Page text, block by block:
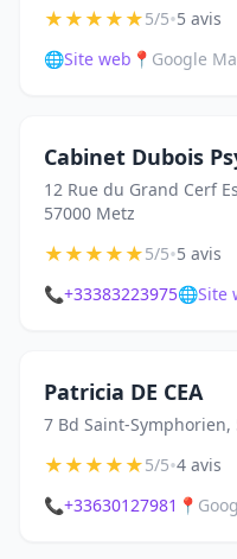
★★★★★5/5•5 avis
🌐Site web 📍 Google
Cabinet Dubois
12 Rue du Grand Cerf
57000 Metz
★★★★★5/5•5 avis
📞+33383223975🌐Site
Patricia DE CEA
7 Bd Saint-Symphorien,
★★★★★5/5•4 avis
📞+33630127981 📍